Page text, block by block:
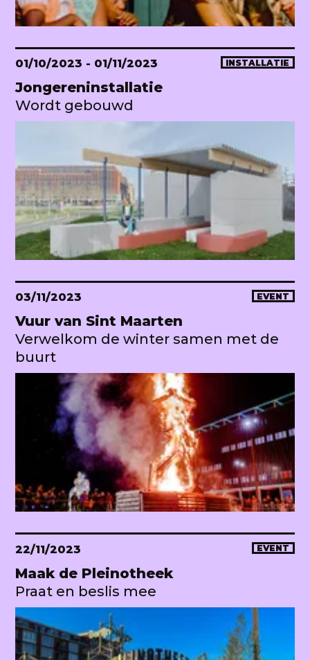
01/10/2023 - 01/11/2023 INSTALLATIE
Jongereninstallatie
Wordt gebouwd
03/11/2023 EVENT
Vuur van Sint Maarten
Verwelkom de winter samen met de
buurt
22/11/2023 EVENT
Maak de Pleinotheek
Praat en beslis mee